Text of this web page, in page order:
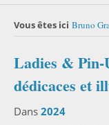
Vous êtes ici Bruno
Ladies &
dédicaces et
Dans 2024